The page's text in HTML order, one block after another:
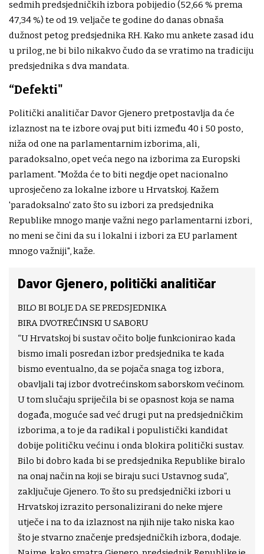
sedmih predsjedničkih izbora pobijedio (52,66 % prema
47,34 %) te od 19. veljače te godine do danas obnaša
dužnost petog predsjednika RH. Kako mu ankete zasad idu
u prilog, ne bi bilo nikakvo čudo da se vratimo na tradiciju
predsjednika s dva mandata.
“Defekti"
Politički analitičar Davor Gjenero pretpostavlja da će
izlaznost na te izbore ovaj put biti između 40 i 50 posto,
niža od one na parlamentarnim izborima, ali,
paradoksalno, opet veća nego na izborima za Europski
parlament. "Možda će to biti negdje opet nacionalno
uprosječeno za lokalne izbore u Hrvatskoj. Kažem
'paradoksalno' zato što su izbori za predsjednika
Republike mnogo manje važni nego parlamentarni izbori,
no meni se čini da su i lokalni i izbori za EU parlament
mnogo važniji", kaže.
Davor Gjenero, politički analitičar
BILO BI BOLJE DA SE PREDSJEDNIKA
BIRA DVOTREĆINSKI U SABORU
“U Hrvatskoj bi sustav očito bolje funkcionirao kada
bismo imali posredan izbor predsjednika te kada
bismo eventualno, da se pojača snaga tog izbora,
obavljali taj izbor dvotrećinskom saborskom većinom.
U tom slučaju spriječila bi se opasnost koja se nama
događa, moguće sad već drugi put na predsjedničkim
izborima, a to je da radikal i populistički kandidat
dobije političku većinu i onda blokira politički sustav.
Bilo bi dobro kada bi se predsjednika Republike biralo
na onaj način na koji se biraju suci Ustavnog suda”,
zaključuje Gjenero. To što su predsjednički izbori u
Hrvatskoj izrazito personalizirani do neke mjere
utječe i na to da izlaznost na njih nije tako niska kao
što je stvarno značenje predsjedničkih izbora, dodaje.